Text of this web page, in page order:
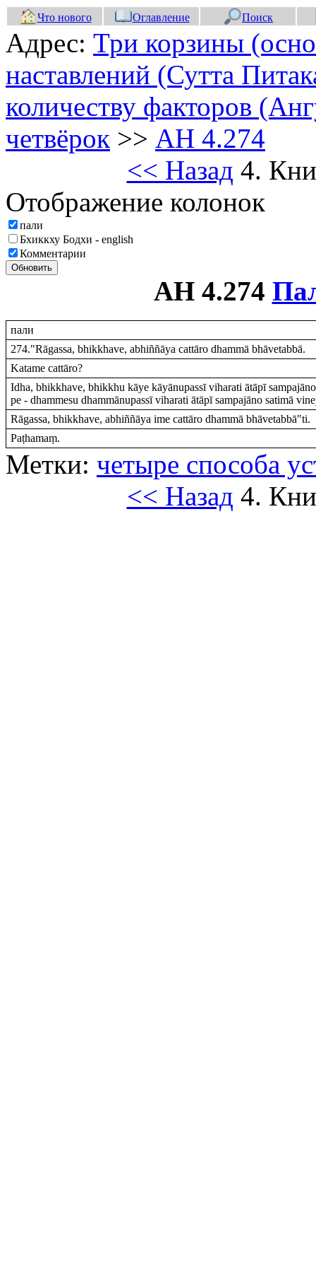
Что нового Оглавление Поиск
Адрес: Три корзины
наставлений (Сутта
количеству факторов
четвёрок >> АН 4.274
<< Назад 4.
Отображение колонок
пали
Бхиккху Бодхи - english
Комментарии
Обновить
АН 4.274
пали
274."Rāgassa, bhikkhave, abhiññāya cattāro dhammā bhāvetabbā.
Katame cattāro?
Idha, bhikkhave, bhikkhu kāye kāyānupassī viharati ātāpī
pe - dhammesu dhammānupassī viharati ātāpī sampajāno satimā
Rāgassa, bhikkhave, abhiññāya ime cattāro dhammā bhāvetabbā"ti.
Paṭhamaṃ.
Метки: четыре способа
<< Назад 4.